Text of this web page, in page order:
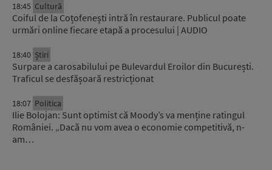
18:45 Cultură
Coiful de la Coțofenești intră în restaurare. Publicul poate
urmări online fiecare etapă a procesului | AUDIO
18:40 Știri
Surpare a carosabilului pe Bulevardul Eroilor din București.
Traficul se desfășoară restricționat
18:07 Politica
Ilie Bolojan: Sunt optimist că Moody’s va menține ratingul
României. „Dacă nu vom avea o economie competitivă, n-
am…